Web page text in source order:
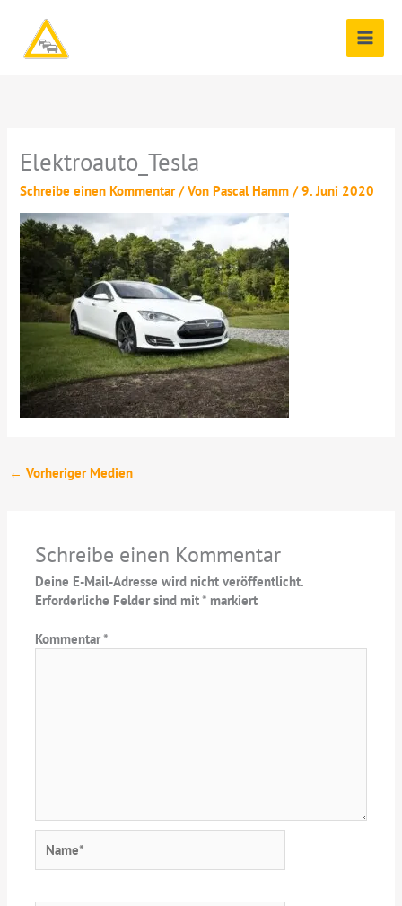
springen
Elektroauto_Tesla
Schreibe einen Kommentar / VonPascal Hamm/9. Juni 2020
← Vorheriger Medien
Schreibe einen Kommentar
Deine E-Mail-Adresse wird nicht veröffentlicht.
Erforderliche Felder sind mit* markiert
Kommentar*